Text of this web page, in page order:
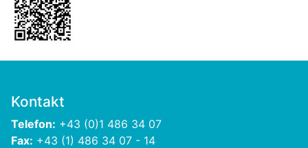
Kontakt
Telefon: +43 (0)1 486 34 07
Fax: +43 (1) 486 34 07 - 14